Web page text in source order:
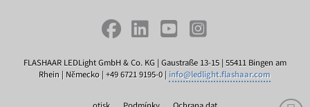
FLASHAAR LEDLight GmbH & Co. KG | Gaustraße 13-15 | 55411 Bingen am
Rhein | Německo | +49 6721 9195-0 | info@ledlight.flashaar.com